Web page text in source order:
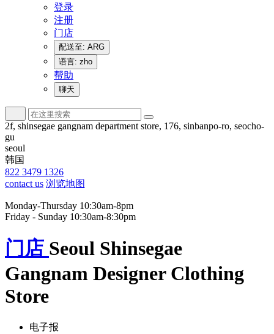
登录
注册
门店
配送至: ARG
语言: zho
帮助
聊天
2f, shinsegae gangnam department store, 176, sinbanpo-ro, seocho-
gu
seoul
韩国
822 3479 1326
contact us 浏览地图
Monday-Thursday 10:30am-8pm
Friday - Sunday 10:30am-8:30pm
门店 Seoul Shinsegae
Gangnam Designer Clothing
Store
电子报